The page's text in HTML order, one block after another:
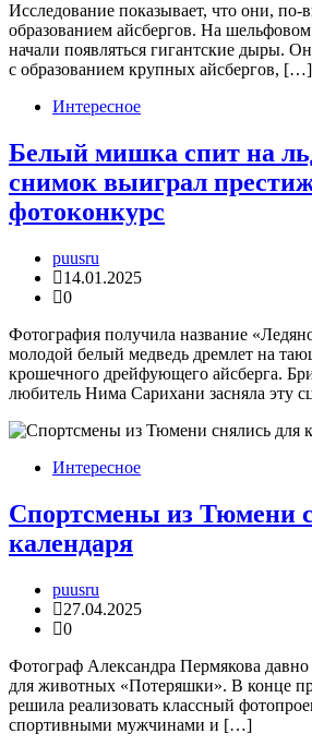
Исследование показывает, что они, по-
образованием айсбергов. На
начали появляться гигантские дыры.
с образованием крупных айсбергов, […]
Интересное
Белый мишка спит на
снимок выиграл
фотоконкурс
puusru
14.01.2025
0
Фотография получила название
молодой белый медведь дремлет на
крошечного дрейфующего айсберга.
любитель Нима Сарихани засняла эту
Интересное
Спортсмены из Тюмени
календаря
puusru
27.04.2025
0
Фотограф Александра Пермякова
для животных «Потеряшки». В конце
решила реализовать классный
спортивными мужчинами и […]